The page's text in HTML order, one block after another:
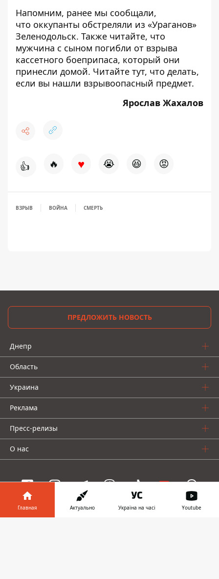
Напомним, ранее мы сообщали,
что оккупанты обстреляли из «Ураганов»
Зеленодольск. Также читайте, что
мужчина с сыном погибли от взрыва
кассетного боеприпаса, который они
принесли домой. Читайте тут, что делать,
если вы нашли взрывоопасный предмет.
Ярослав Жахалов
👍 🔥 ♥ 😭 😆 😡
ВЗРЫВ ВОЙНА СМЕРТЬ
ПРЕДЛОЖИТЬ НОВОСТЬ
Днепр
Область
Украина
Реклама
Пресс-релизы
О нас
Главная Актуально Україна на часі Youtube